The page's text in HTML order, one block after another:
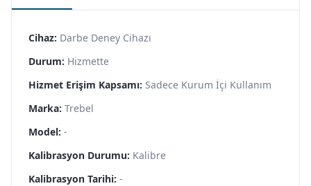
Cihaz: Darbe Deney Cihazı
Durum: Hizmette
Hizmet Erişim Kapsamı: Sadece Kurum İçi Kullanım
Marka: Trebel
Model: -
Kalibrasyon Durumu: Kalibre
Kalibrasyon Tarihi: -